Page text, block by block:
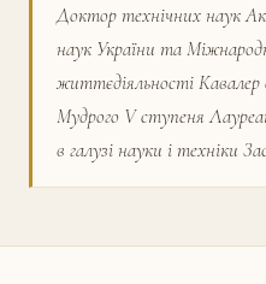
Доктор технічних наук
наук України та
життєдіяльності Кавалер
Мудрого V ступеня
в галузі науки і техніки